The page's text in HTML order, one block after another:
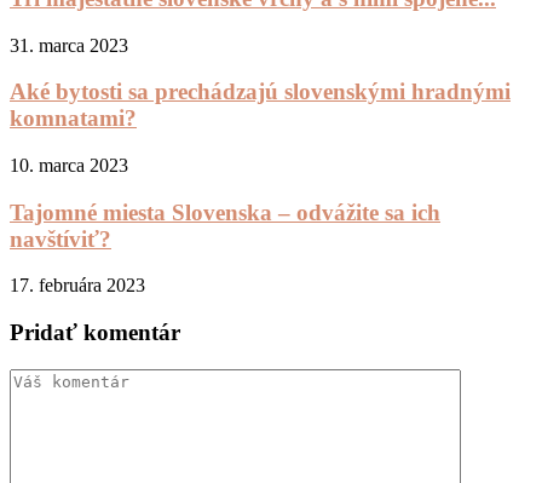
31. marca 2023
Aké bytosti sa prechádzajú slovenskými hradnými
komnatami?
10. marca 2023
Tajomné miesta Slovenska – odvážite sa ich
navštíviť?
17. februára 2023
Pridať komentár